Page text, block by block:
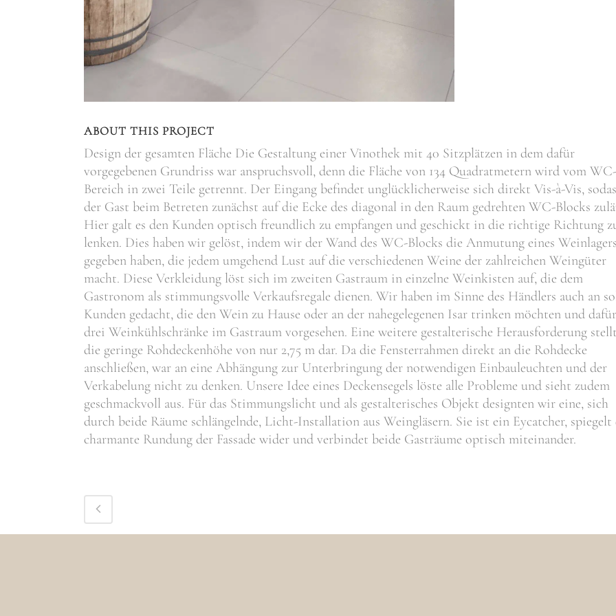
ABOUT THIS PROJECT
Design der gesamten Fläche Die Gestaltung einer Vinothek mit 40 Sitzplätzen in dem dafür
vorgegebenen Grundriss war anspruchsvoll, denn die Fläche von 134 Quadratmetern wird vom WC-
Bereich in zwei Teile getrennt. Der Eingang befindet unglücklicherweise sich direkt Vis-à-Vis,
der Gast beim Betreten zunächst auf die Ecke des diagonal in den Raum gedrehten WC-Blocks
Hier galt es den Kunden optisch freundlich zu empfangen und geschickt in die richtige Richtung
lenken. Dies haben wir gelöst, indem wir der Wand des WC-Blocks die Anmutung eines Weinlagers
gegeben haben, die jedem umgehend Lust auf die verschiedenen Weine der zahlreichen Weingüter
macht. Diese Verkleidung löst sich im zweiten Gastraum in einzelne Weinkisten auf, die dem
Gastronom als stimmungsvolle Verkaufsregale dienen. Wir haben im Sinne des Händlers auch an
Kunden gedacht, die den Wein zu Hause oder an der nahegelegenen Isar trinken möchten und dafür
drei Weinkühlschränke im Gastraum vorgesehen. Eine weitere gestalterische Herausforderung
die geringe Rohdeckenhöhe von nur 2,75 m dar. Da die Fensterrahmen direkt an die Rohdecke
anschließen, war an eine Abhängung zur Unterbringung der notwendigen Einbauleuchten und der
Verkabelung nicht zu denken. Unsere Idee eines Deckensegels löste alle Probleme und sieht zudem
geschmackvoll aus. Für das Stimmungslicht und als gestalterisches Objekt designten wir eine, sich
durch beide Räume schlängelnde, Licht-Installation aus Weingläsern. Sie ist ein Eycatcher, spiegelt
charmante Rundung der Fassade wider und verbindet beide Gasträume optisch miteinander.